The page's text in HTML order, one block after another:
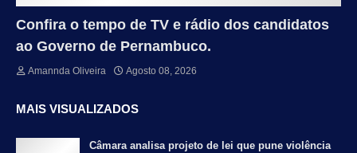
Confira o tempo de TV e rádio dos candidatos
ao Governo de Pernambuco.
Amannda Oliveira Agosto 08, 2026
MAIS VISUALIZADOS
Câmara analisa projeto de lei que pune violência